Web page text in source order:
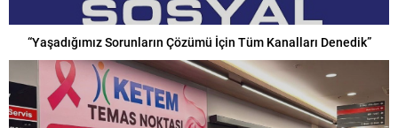
“Yaşadığımız Sorunların Çözümü İçin Tüm Kanalları Denedik”